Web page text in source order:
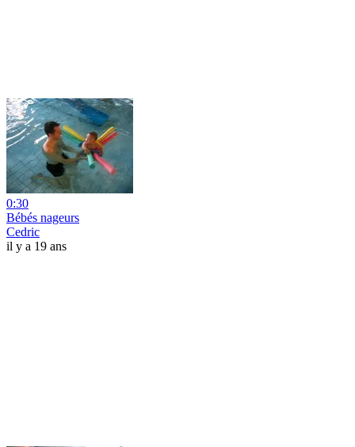
0:30
Bébés nageurs
Cedric
il y a 19 ans